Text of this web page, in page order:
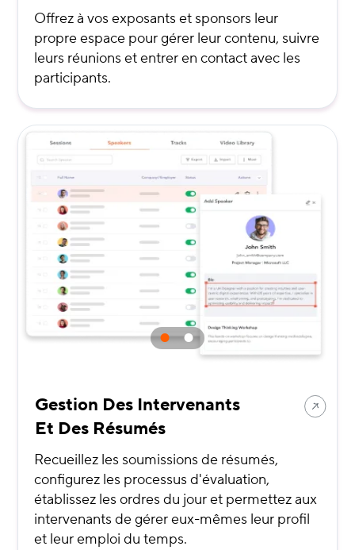
Offrez à vos exposants et sponsors leur
propre espace pour gérer leur contenu, suivre
leurs réunions et entrer en contact avec les
participants.
Gestion Des Intervenants
Et Des Résumés
Recueillez les soumissions de résumés,
configurez les processus d'évaluation,
établissez les ordres du jour et permettez aux
intervenants de gérer eux-mêmes leur profil
et leur emploi du temps.